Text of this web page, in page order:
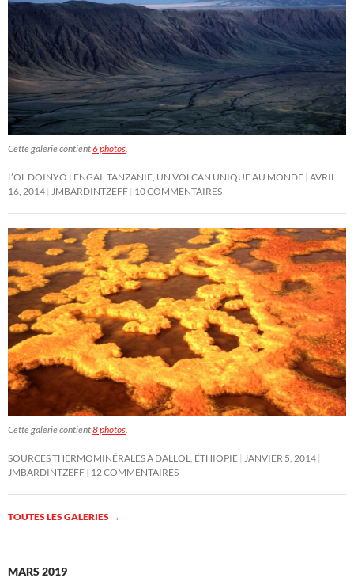
Cette galerie contient6 photos.
L’OL DOINYO LENGAI, TANZANIE, UN VOLCAN UNIQUE AU MONDE AVRIL
16, 2014 JMBARDINTZEFF 10 COMMENTAIRES
Cette galerie contient8 photos.
SOURCES THERMOMINÉRALES À DALLOL, ÉTHIOPIE JANVIER 5, 2014
JMBARDINTZEFF 12 COMMENTAIRES
TOUTES LES GALERIES →
MARS 2019